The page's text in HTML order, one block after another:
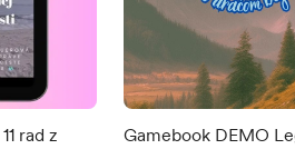
Gamebook DEMO